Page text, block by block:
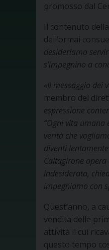
promosso dal
Il contenuto
dell’ormai
desideriamo
s’impegnino a
«Il messaggio dei
membro del
espressione
“Ogni vita umana
verità che
diventi
Caltagirone
indesiderata,
impegniamo con
Quest’anno, a
vendita delle
attività il cui
questo tempo